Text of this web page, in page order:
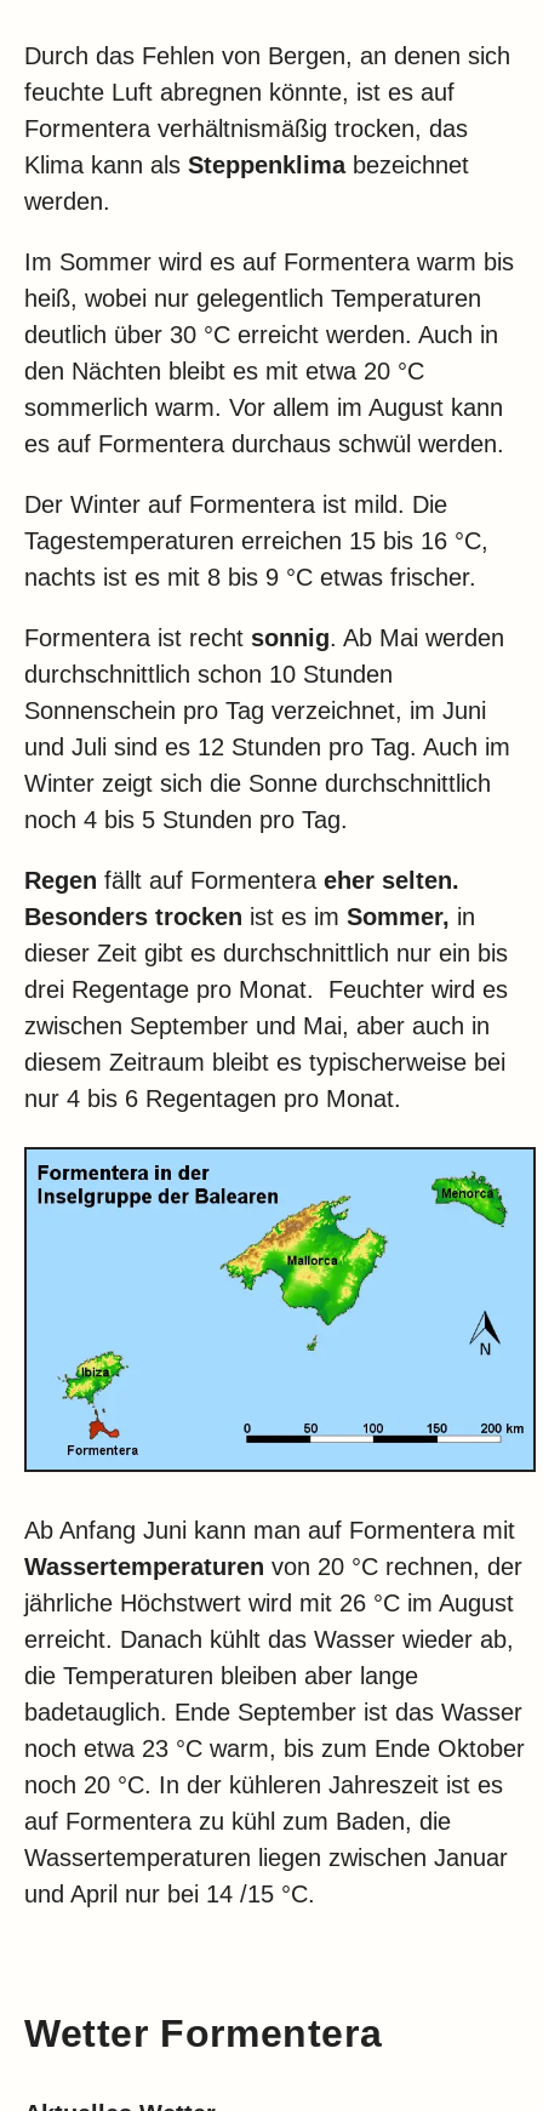
Durch das Fehlen von Bergen, an denen sich
feuchte Luft abregnen könnte, ist es auf
Formentera verhältnismäßig trocken, das
Klima kann als Steppenklimabezeichnet
werden.
Im Sommer wird es auf Formentera warm bis
heiß, wobei nur gelegentlich Temperaturen
deutlich über 30 °C erreicht werden. Auch in
den Nächten bleibt es mit etwa 20 °C
sommerlich warm. Vor allem im August kann
es auf Formentera durchaus schwül werden.
Der Winter auf Formentera ist mild. Die
Tagestemperaturen erreichen 15 bis 16 °C,
nachts ist es mit 8 bis 9 °C etwas frischer.
Formentera ist recht sonnig. Ab Mai werden
durchschnittlich schon 10 Stunden
Sonnenschein pro Tag verzeichnet, im Juni
und Juli sind es 12 Stunden pro Tag. Auch im
Winter zeigt sich die Sonne durchschnittlich
noch 4 bis 5 Stunden pro Tag.
Regen fällt auf Formentera eher selten.
Besonders trocken ist es im Sommer, in
dieser Zeit gibt es durchschnittlich nur ein bis
drei Regentage pro Monat. Feuchter wird es
zwischen September und Mai, aber auch in
diesem Zeitraum bleibt es typischerweise bei
nur 4 bis 6 Regentagen pro Monat.
Ab Anfang Juni kann man auf Formentera mit
Wassertemperaturen von 20 °C rechnen, der
jährliche Höchstwert wird mit 26 °C im August
erreicht. Danach kühlt das Wasser wieder ab,
die Temperaturen bleiben aber lange
badetauglich. Ende September ist das Wasser
noch etwa 23 °C warm, bis zum Ende Oktober
noch 20 °C. In der kühleren Jahreszeit ist es
auf Formentera zu kühl zum Baden, die
Wassertemperaturen liegen zwischen Januar
und April nur bei 14 /15 °C.
Wetter Formentera